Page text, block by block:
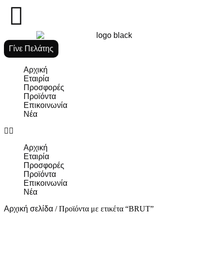
Γίνε Πελάτης
Αρχική
Εταιρία
Προσφορές
Προϊόντα
Επικοινωνία
Νέα
Αρχική
Εταιρία
Προσφορές
Προϊόντα
Επικοινωνία
Νέα
Αρχική σελίδα / Προϊόντα με ετικέτα “BRUT”